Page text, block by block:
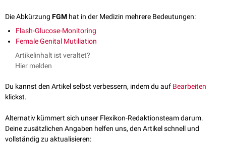
Die Abkürzung FGM hat in der Medizin mehrere Bedeutungen:
Flash-Glucose-Monitoring
Female Genital Mutiliation
Artikelinhalt ist veraltet?
Hier melden
Du kannst den Artikel selbst verbessern, indem du auf Bearbeiten
klickst.
Alternativ kümmert sich unser Flexikon-Redaktionsteam darum.
Deine zusätzlichen Angaben helfen uns, den Artikel schnell und
vollständig zu aktualisieren: